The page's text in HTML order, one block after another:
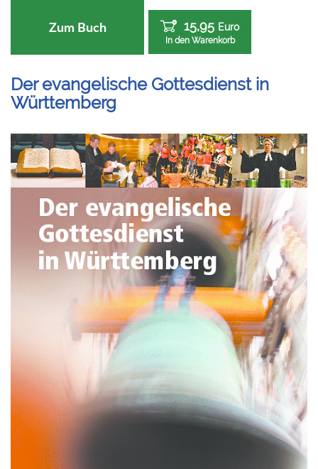
Zum Buch 15,95 Euro
In den Warenkorb
Der evangelische Gottesdienst in
Württemberg